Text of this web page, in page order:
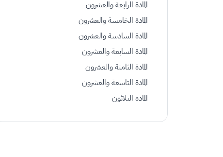
المادة الرابعة والعشرون
المادة الخامسة والعشرون
المادة السادسة والعشرون
المادة السابعة والعشرون
المادة الثامنة والعشرون
المادة التاسعة والعشرون
المادة الثلاثون